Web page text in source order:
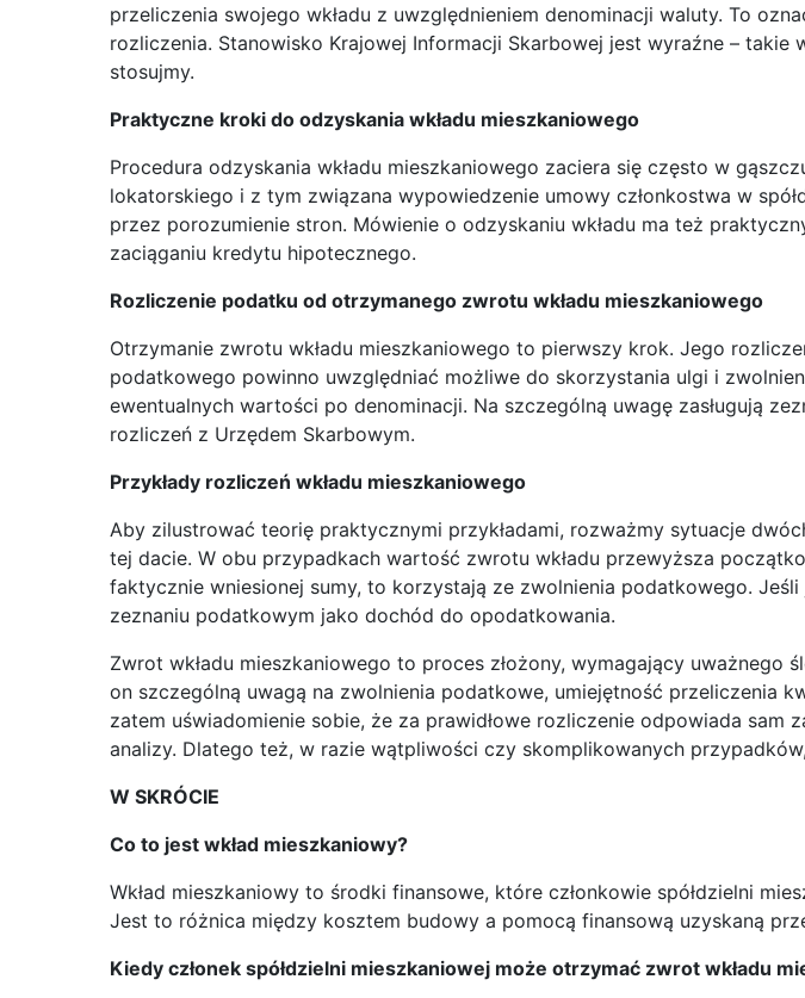
przeliczenia swojego wkładu z uwzględnieniem denominacji waluty. To
rozliczenia. Stanowisko Krajowej Informacji Skarbowej jest wyraźne –
stosujmy.
Praktyczne kroki do odzyskania wkładu mieszkaniowego
Procedura odzyskania wkładu mieszkaniowego zaciera się często w
lokatorskiego i z tym związana wypowiedzenie umowy członkostwa w
przez porozumienie stron. Mówienie o odzyskaniu wkładu ma też
zaciąganiu kredytu hipotecznego.
Rozliczenie podatku od otrzymanego zwrotu wkładu mieszkaniowego
Otrzymanie zwrotu wkładu mieszkaniowego to pierwszy krok. Jego
podatkowego powinno uwzględniać możliwe do skorzystania ulgi i
ewentualnych wartości po denominacji. Na szczególną uwagę zasługują
rozliczeń z Urzędem Skarbowym.
Przykłady rozliczeń wkładu mieszkaniowego
Aby zilustrować teorię praktycznymi przykładami, rozważmy sytuacje
tej dacie. W obu przypadkach wartość zwrotu wkładu przewyższa
faktycznie wniesionej sumy, to korzystają ze zwolnienia podatkowego.
zeznaniu podatkowym jako dochód do opodatkowania.
Zwrot wkładu mieszkaniowego to proces złożony, wymagający
on szczególną uwagą na zwolnienia podatkowe, umiejętność przeliczenia
zatem uświadomienie sobie, że za prawidłowe rozliczenie odpowiada
analizy. Dlatego też, w razie wątpliwości czy skomplikowanych
W SKRÓCIE
Co to jest wkład mieszkaniowy?
Wkład mieszkaniowy to środki finansowe, które członkowie spółdzielni
Jest to różnica między kosztem budowy a pomocą finansową uzyskaną
Kiedy członek spółdzielni mieszkaniowej może otrzymać zwrot wkładu